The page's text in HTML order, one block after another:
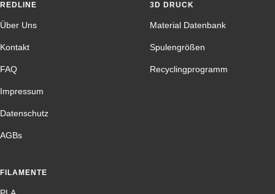
REDLINE
Über Uns
Kontakt
FAQ
Impressum
Datenschutz
AGBs
3D DRUCK
Material Datenbank
Spulengrößen
Recyclingprogramm
FILAMENTE